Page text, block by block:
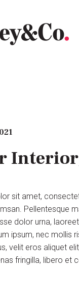
sit amet,
Pellentesque
dolor urna,
ipsum, nec mollis
velit eros aliquet
fringilla, libero et